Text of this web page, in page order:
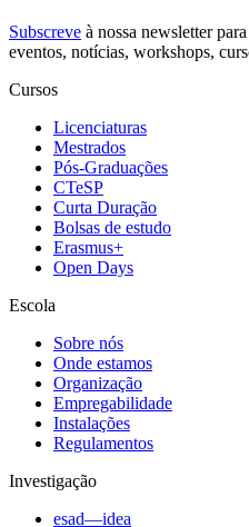
Subscreve à nossa newsletterpara
eventos, notícias, workshops,
Cursos
Licenciaturas
Mestrados
Pós-Graduações
CTeSP
Curta Duração
Bolsas de estudo
Erasmus+
Open Days
Escola
Sobre nós
Onde estamos
Organização
Empregabilidade
Instalações
Regulamentos
Investigação
esad—idea